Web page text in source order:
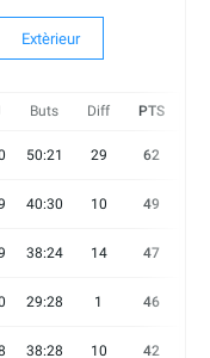
Extèrieur
Buts Diff PTS
50:21 29 62
40:30 10 49
38:24 14 47
29:28 1 46
38:28 10 42